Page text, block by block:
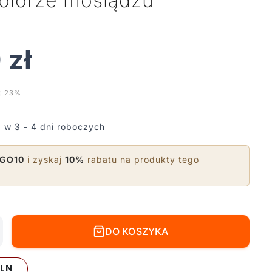
zł
23%
w 3 - 4 dni roboczych
i zyskaj 10% rabatu na produkty tego
DO KOSZYKA